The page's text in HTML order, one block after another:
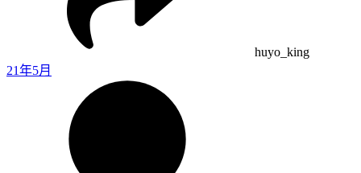
huyo_king
21年5月